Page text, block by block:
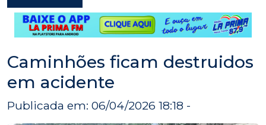
Caminhões ficam destruidos
em acidente
Publicada em: 06/04/2026 18:18 -